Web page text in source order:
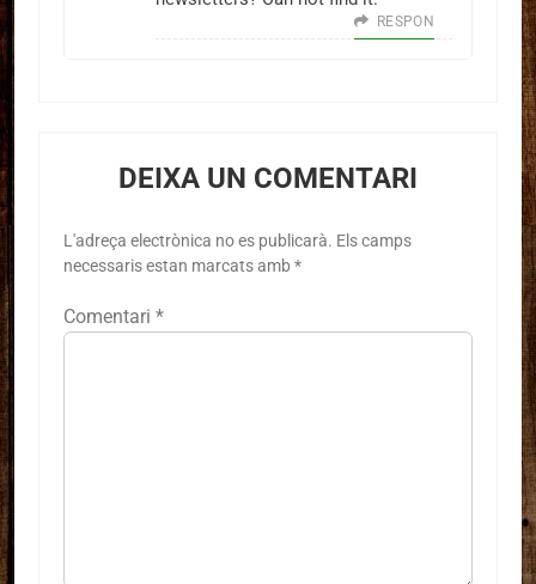
RESPON
DEIXA UN COMENTARI
L'adreça electrònica no es publicarà. Els camps
necessaris estan marcats amb *
Comentari *